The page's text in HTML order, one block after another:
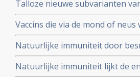
Herman Steigstra, Anton
Talloze nieuwe subvarianten
boostervaccins en ontsnappen
Vaccins die via de mond of
Twee mond- en neusvaccins
Natuurlijke immuniteit door
vs 23 procent) tegen Omicron
Natuurlijke immuniteit lijkt de